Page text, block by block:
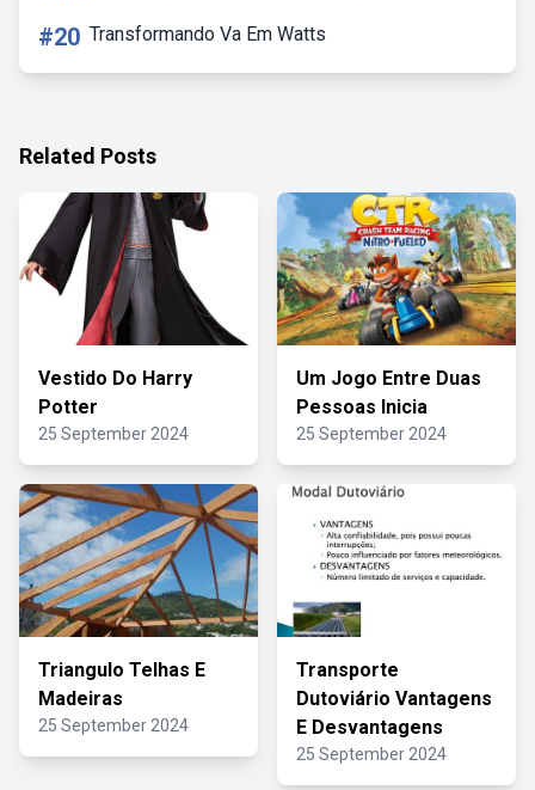
#20 Transformando Va Em Watts
Related Posts
Vestido Do Harry
Potter
25 September 2024
Um Jogo Entre Duas
Pessoas Inicia
25 September 2024
Triangulo Telhas E
Madeiras
25 September 2024
Transporte
Dutoviário Vantagens
E Desvantagens
25 September 2024